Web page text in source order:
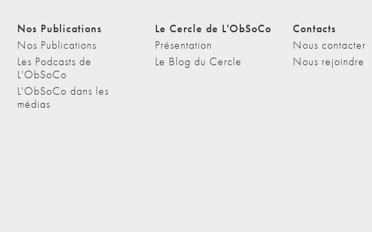
Nos Publications
Nos Publications
Les Podcasts de
L'ObSoCo
L'ObSoCo dans les
médias
Le Cercle de L'ObSoCo
Présentation
Le Blog du Cercle
Contacts
Nous contacter
Nous rejoindre